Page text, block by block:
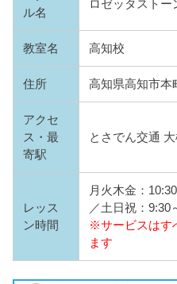
ル名
ロゼッタスト
教室名 高知校
住所 高知県高知市本
アクセ
ス・最
寄駅
とさでん交通
レッス
ン時間
月火木金：
／土日祝：9:30
※サービスはす
ます